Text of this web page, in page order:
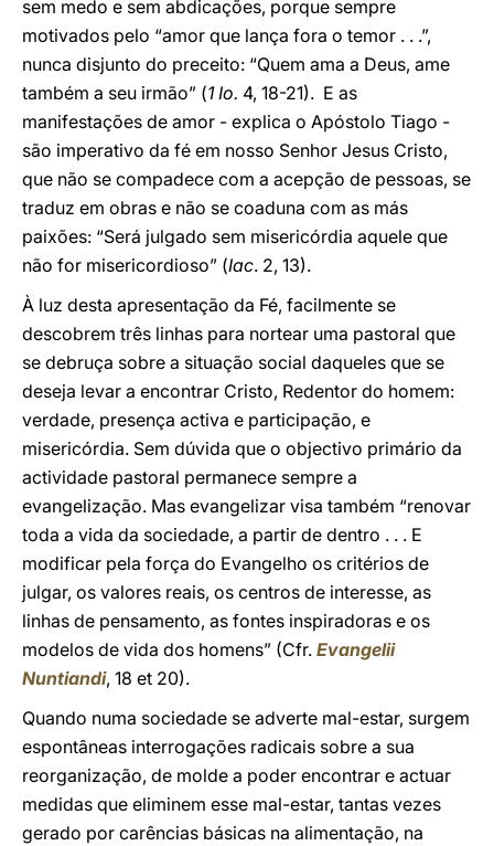
sem medo e sem abdicações, porque sempre
motivados pelo “amor que lança fora o temor . . .”,
nunca disjunto do preceito: “Quem ama a Deus, ame
também a seu irmão” (1 Io. 4, 18-21). E as
manifestações de amor - explica o Apóstolo Tiago -
são imperativo da fé em nosso Senhor Jesus Cristo,
que não se compadece com a acepção de pessoas, se
traduz em obras e não se coaduna com as más
paixões: “Será julgado sem misericórdia aquele que
não for misericordioso” (Iac. 2, 13).
À luz desta apresentação da Fé, facilmente se
descobrem três linhas para nortear uma pastoral que
se debruça sobre a situação social daqueles que se
deseja levar a encontrar Cristo, Redentor do homem:
verdade, presença activa e participação, e
misericórdia. Sem dúvida que o objectivo primário da
actividade pastoral permanece sempre a
evangelização. Mas evangelizar visa também “renovar
toda a vida da sociedade, a partir de dentro . . . E
modificar pela força do Evangelho os critérios de
julgar, os valores reais, os centros de interesse, as
linhas de pensamento, as fontes inspiradoras e os
modelos de vida dos homens” (Cfr. Evangelii
Nuntiandi, 18 et 20).
Quando numa sociedade se adverte mal-estar, surgem
espontâneas interrogações radicais sobre a sua
reorganização, de molde a poder encontrar e actuar
medidas que eliminem esse mal-estar, tantas vezes
gerado por carências básicas na alimentação, na